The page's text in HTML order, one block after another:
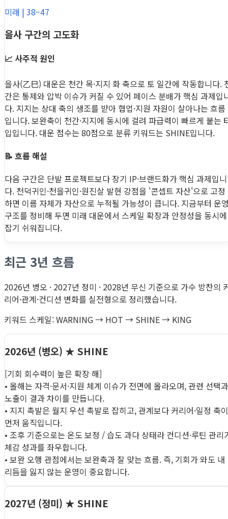
미래 | 38–47
을사 구간의 고도화
📈 사주적 원인
을사(乙巳) 대운은 천간 목·지지 화 축으로 토 일간에 작동합니다.
간은 통제와 압박 이슈가 커질 수 있어 페이스 분배가 핵심 과제입
다. 지지는 상대 축의 생조를 받아 협업·지원 자원이 살아나는 흐름
입니다. 보완축이 천간·지지에 동시에 걸려 파급력이 빠르게 붙는
입입니다. 대운 점수는 80점으로 분류 키워드는 SHINE입니다.
📝 흐름 해설
다음 구간은 단발 프로젝트보다 장기 IP·브랜드화가 핵심 과제입니
다. 천덕귀인·천을귀인·원진살 발현 강점을 '콘셉트 자산'으로 고정
하면 이름 자체가 자산으로 누적될 가능성이 큽니다. 지금부터 운
구조를 정비해 두면 미래 대운에서 스케일 확장과 안정성을 동시에
잡기 쉬워집니다.
최근 3년 흐름
2026년 병오 · 2027년 정미 · 2028년 무신 기준으로 가수 방찬의
리어·관계·컨디션 변화를 실전형으로 정리했습니다.
키워드 스케일: WARNING → HOT → SHINE → KING
2026년 (병오) ★ SHINE
[기회 회수력이 높은 확장 해]
• 올해는 자격·문서·지원 체계 이슈가 전면에 올라오며, 관련 선택과
노출이 결과 차이를 만듭니다.
• 지지 촉발은 월지 우선 촉발로 잡히고, 관계보다 커리어·일정 축이
먼저 움직입니다.
• 조후 기준으로는 온도 보정 / 습도 과다 상태라 컨디션·루틴 관리
체감 성과를 좌우합니다.
• 보완 오행 관점에서는 보완축과 잘 맞는 흐름. 즉, 기회가 와도 내
리듬을 잃지 않는 운영이 중요합니다.
2027년 (정미) ★ SHINE